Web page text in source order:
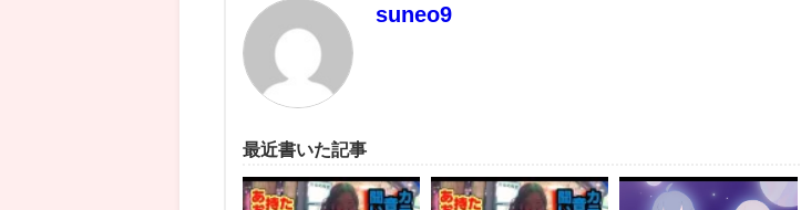
suneo9
最近書いた記事